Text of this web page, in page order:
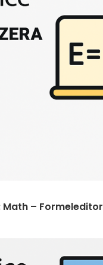
Math – Formeleditor